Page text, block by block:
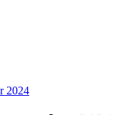
2024